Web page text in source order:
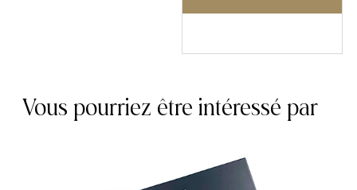
Vous pourriez être intéressé par